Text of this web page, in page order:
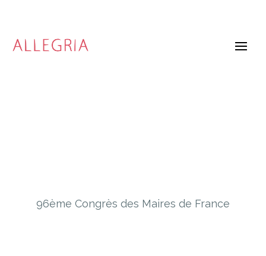
96ème Congrès des Maires de France